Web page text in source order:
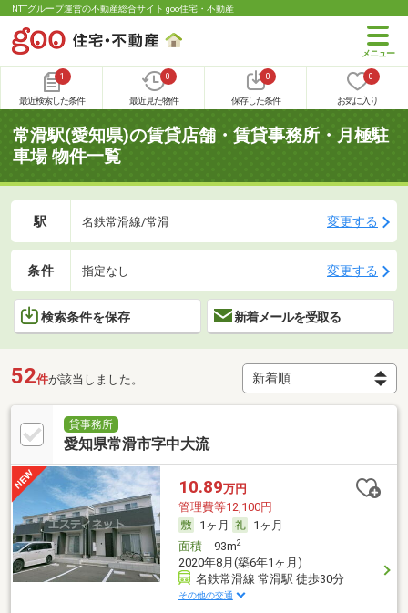
NTTグループ運営の不動産総合サイト goo住宅・不動産
1
最近検索した条件
0
最近見た物件
0
保存した条件
0
お気に入り
常滑駅(愛知県)の賃貸店舗・賃貸事務所・月極駐
車場 物件一覧
駅 名鉄常滑線/常滑 変更する
条件 指定なし 変更する
検索条件を保存 新着メールを受取る
52件が該当しました。
貸事務所
愛知県常滑市字中大流
10.89万円
管理費等12,100円
1ヶ月
1ヶ月
面積93m2
2020年8月(築6年1ヶ月)
名鉄常滑線 常滑駅 徒歩30分
その他の交通